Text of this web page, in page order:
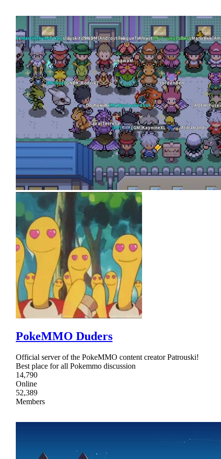
PokeMMO Duders
Official server of the PokeMMO content creator Patrouski!
Best place for all Pokemmo discussion
14,790
Online
52,389
Members